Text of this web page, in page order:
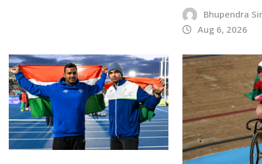
Bhupendra
Aug 6, 2026